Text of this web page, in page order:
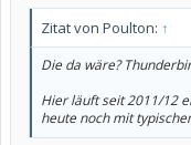
Zitat von Poulton: ↑
Die da wäre?
Hier läuft seit 2011/12
heute noch mit